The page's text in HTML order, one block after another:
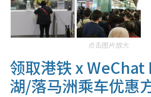
点击图片放大
领取港铁 x WeChat
湖/落马洲乘车优惠